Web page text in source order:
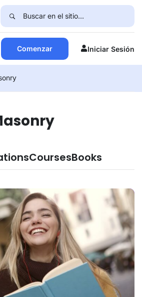
Comenzar Iniciar Sesión
CoursesBooks